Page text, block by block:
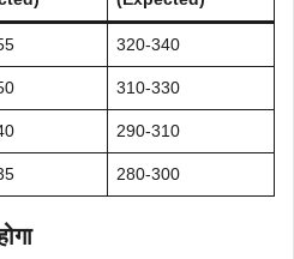
320-340
310-330
290-310
280-300